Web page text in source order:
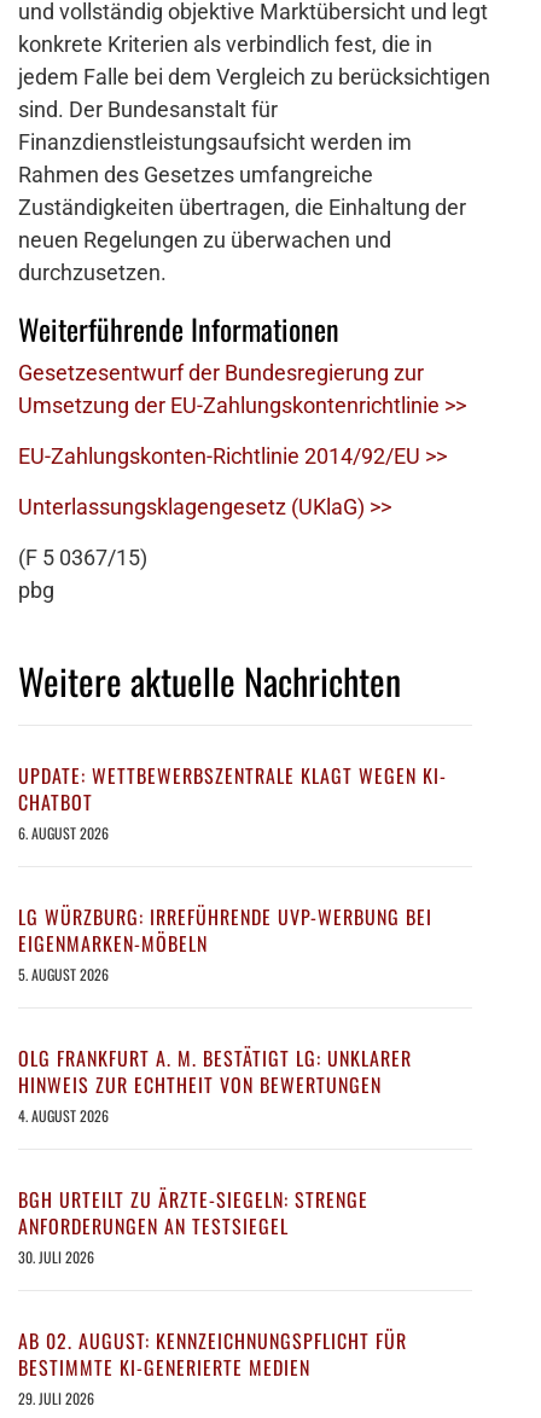
und vollständig objektive Marktübersicht und legt
konkrete Kriterien als verbindlich fest, die in
jedem Falle bei dem Vergleich zu berücksichtigen
sind. Der Bundesanstalt für
Finanzdienstleistungsaufsicht werden im
Rahmen des Gesetzes umfangreiche
Zuständigkeiten übertragen, die Einhaltung der
neuen Regelungen zu überwachen und
durchzusetzen.
Weiterführende Informationen
Gesetzesentwurf der Bundesregierung zur
Umsetzung der EU-Zahlungskontenrichtlinie >>
EU-Zahlungskonten-Richtlinie 2014/92/EU >>
Unterlassungsklagengesetz (UKlaG) >>
(F 5 0367/15)
pbg
Weitere aktuelle Nachrichten
UPDATE: WETTBEWERBSZENTRALE KLAGT WEGEN KI-
CHATBOT
6. AUGUST 2026
LG WÜRZBURG: IRREFÜHRENDE UVP-WERBUNG BEI
EIGENMARKEN-MÖBELN
5. AUGUST 2026
OLG FRANKFURT A. M. BESTÄTIGT LG: UNKLARER
HINWEIS ZUR ECHTHEIT VON BEWERTUNGEN
4. AUGUST 2026
BGH URTEILT ZU ÄRZTE-SIEGELN: STRENGE
ANFORDERUNGEN AN TESTSIEGEL
30. JULI 2026
AB 02. AUGUST: KENNZEICHNUNGSPFLICHT FÜR
BESTIMMTE KI-GENERIERTE MEDIEN
29. JULI 2026